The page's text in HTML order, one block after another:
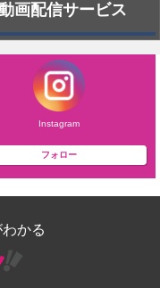
画配信サービス
Instagram
フォロー
かる